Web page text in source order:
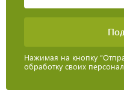
Нажимая на кнопку
обработку своих